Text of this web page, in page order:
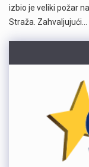
izbio je veliki požar
Straža. Zahvaljujući…